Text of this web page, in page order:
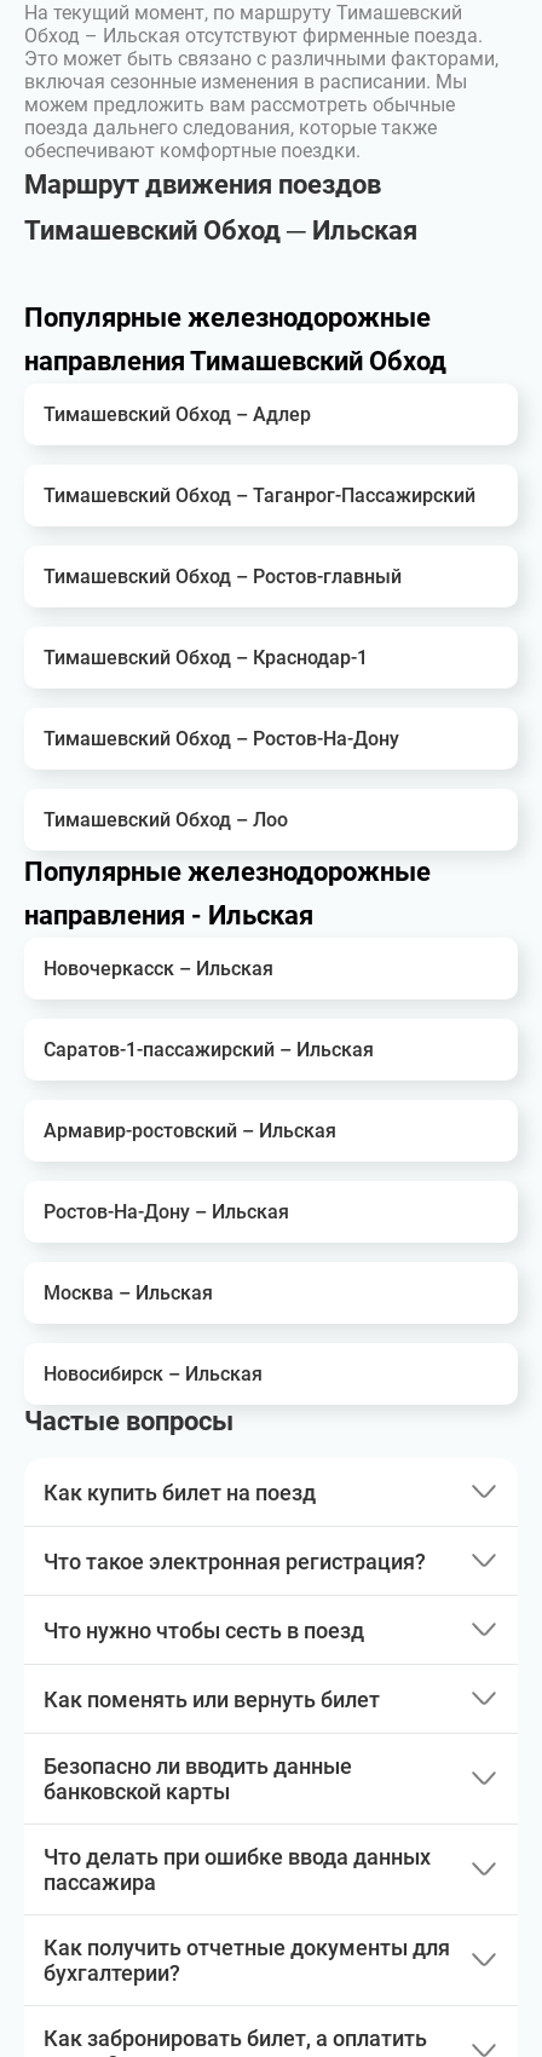
На текущий момент, по маршруту Тимашевский
Обход – Ильская отсутствуют фирменные поезда.
Это может быть связано с различными факторами,
включая сезонные изменения в расписании. Мы
можем предложить вам рассмотреть обычные
поезда дальнего следования, которые также
обеспечивают комфортные поездки.
Маршрут движения поездов
Тимашевский Обход ─ Ильская
Популярные железнодорожные
направления Тимашевский Обход
Тимашевский Обход – Адлер
Тимашевский Обход – Таганрог-Пассажирский
Тимашевский Обход – Ростов-главный
Тимашевский Обход – Краснодар-1
Тимашевский Обход – Ростов-На-Дону
Тимашевский Обход – Лоо
Популярные железнодорожные
направления - Ильская
Новочеркасск – Ильская
Саратов-1-пассажирский – Ильская
Армавир-ростовский – Ильская
Ростов-На-Дону – Ильская
Москва – Ильская
Новосибирск – Ильская
Частые вопросы
Как купить билет на поезд
Что такое электронная регистрация?
Что нужно чтобы сесть в поезд
Как поменять или вернуть билет
Безопасно ли вводить данные
банковской карты
Что делать при ошибке ввода данных
пассажира
Как получить отчетные документы для
бухгалтерии?
Как забронировать билет, а оплатить